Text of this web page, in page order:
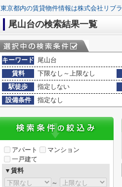
東京都内の賃貸物件情報は株式会社リブラ
尾山台の検索結果一覧
キーワード 尾山台
賃料
下限なし～上限なし
駅徒歩
指定しない
設備条件
指定なし
アパート
マンション
一戸建て
▼賃料
～